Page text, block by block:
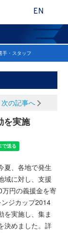
EN
手・スタッフ
次の記事へ
を実施
夏、各地で発生
域に対し、支援
円の義援金を寄
ジカップ2014
を実施し、集ま
決めました。詳